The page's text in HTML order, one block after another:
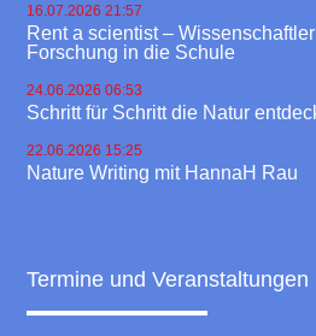
16.07.2026 21:57
Rent a scientist –
Forschung in die Schule
24.06.2026 06:53
Schritt für Schritt die Natur
22.06.2026 15:25
Nature Writing mit HannaH Rau
Termine und Veranstaltungen